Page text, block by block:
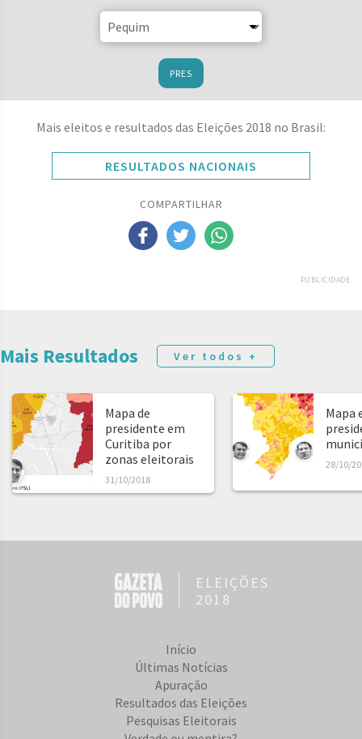
PRES
Mais eleitos e resultados das Eleições 2018 no Brasil:
RESULTADOS NACIONAIS
COMPARTILHAR
PUBLICIDADE
Mais Resultados Ver todos +
Mapa de
presidente em
Curitiba por
zonas eleitorais
31/10/2018
Mapa
28/10/
ELEIÇÕES
2018
Início
Últimas Notícias
Apuração
Resultados das Eleições
Pesquisas Eleitorais